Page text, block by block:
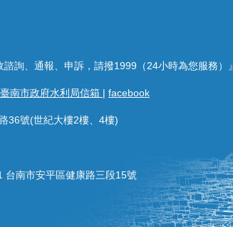
詢、通報、申訴，請撥1999（24小時為您服務）』
臺南市政府水利局信箱 | facebook
36號(世紀大樓2樓、4樓)
台南市安平區健康路三段15號